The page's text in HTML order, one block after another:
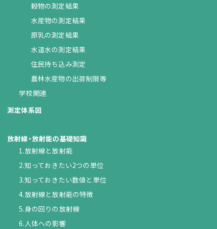
穀物の測定結果
水産物の測定結果
原乳の測定結果
水道水の測定結果
住民持ち込み測定
農林水産物の出荷制限等
学校関連
測定体系図
放射線・放射能の基礎知識
1.放射線と放射能
2.知っておきたい2つの単位
3.知っておきたい数値と単位
4.放射線と放射能の特徴
5.身の回りの放射線
6.人体への影響